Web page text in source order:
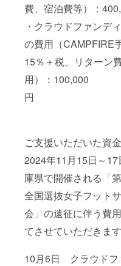
費、宿泊費等）：
・クラウドファンデ
の費用（CAMPFIRE
15％＋税、リターン
用）：100,000
ご支援いただいた資金
2024年11月15日～17
庫県で開催される「
全国選抜女子フット
会」の遠征に伴う費
てさせていただきます
10月6日 クラウドフ